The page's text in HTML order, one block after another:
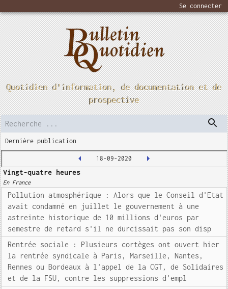
Se connecter
Quotidien d'information, de documentation et de
prospective
Dernière publication
18-09-2020
Vingt-quatre heures
En France
Pollution atmosphérique : Alors que le Conseil d'Etat
avait condamné en juillet le gouvernement à une
astreinte historique de 10 millions d'euros par
semestre de retard s'il ne durcissait pas son disp
Rentrée sociale : Plusieurs cortèges ont ouvert hier
la rentrée syndicale à Paris, Marseille, Nantes,
Rennes ou Bordeaux à l'appel de la CGT, de Solidaires
et de la FSU, contre les suppressions d'empl